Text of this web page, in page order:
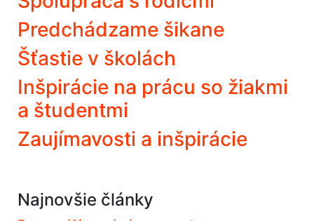
Predchádzame šikane
Šťastie v školách
Inšpirácie na prácu so žiakmi
a študentmi
Zaujímavosti a inšpirácie
Najnovšie články